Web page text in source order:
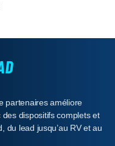
partenaires améliore
dispositifs complets et
du lead jusqu’au RV et au